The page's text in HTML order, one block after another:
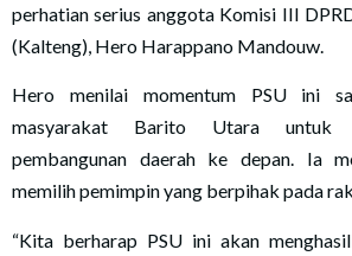
perhatian serius anggota Komisi III
(Kalteng), Hero Harappano Mandouw.
Hero menilai momentum PSU ini
masyarakat Barito Utara untuk
pembangunan daerah ke depan. Ia
memilih pemimpin yang berpihak pada
“Kita berharap PSU ini akan